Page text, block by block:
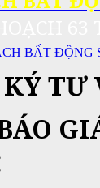
BẤT ĐỘNG
TƯ